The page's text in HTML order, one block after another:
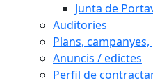
Junta de
Auditories
Plans,
Anuncis / edictes
Perfil de